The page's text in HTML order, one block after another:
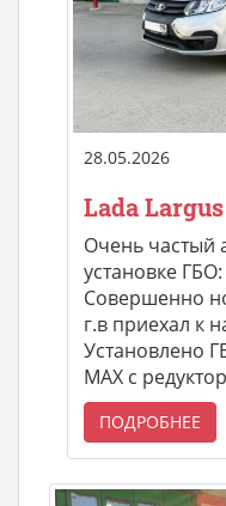
28.05.2026
Lada
Очень частый
установке
Совершенно
г.в приехал к
Установлено
МАХ с
ПОДРОБНЕЕ